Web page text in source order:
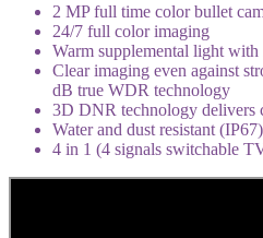
2 MP full time color bullet
24/7 full color imaging
Warm supplemental light with
Clear imaging even against
dB true WDR technology
3D DNR technology delivers
Water and dust resistant (IP67)
4 in 1 (4 signals switchable